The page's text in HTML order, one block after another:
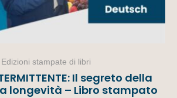
Edizioni stampate di libri
Il segreto della
longevità – Libro stampato